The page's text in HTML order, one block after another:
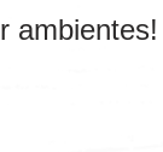
ambientes!